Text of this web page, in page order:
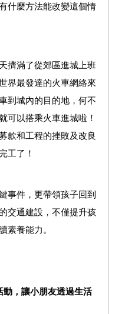
什麼方法能改變這個情
擠滿了從郊區進城上班
界最發達的火車網絡來
到城內的目的地，何不
可以搭乘火車進城啦！
款和工程的挫敗及改良
工了！
事件，更帶領孩子回到
交通建設，不僅提升孩
素養能力。
動，讓小朋友透過生活